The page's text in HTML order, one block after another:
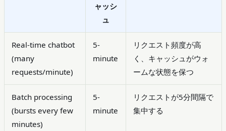
ャッシ
ュ
Real-time chatbot
(many
requests/minute)
5-
minute
リクエスト頻度が高
く、キャッシュがウォ
ームな状態を保つ
Batch processing
(bursts every few
minutes)
5-
minute
リクエストが5分間隔で
集中する